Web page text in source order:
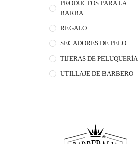
PRODUCTOS PARA LA
BARBA
REGALO
SECADORES DE PELO
TIJERAS DE PELUQUERÍA
UTILLAJE DE BARBERO